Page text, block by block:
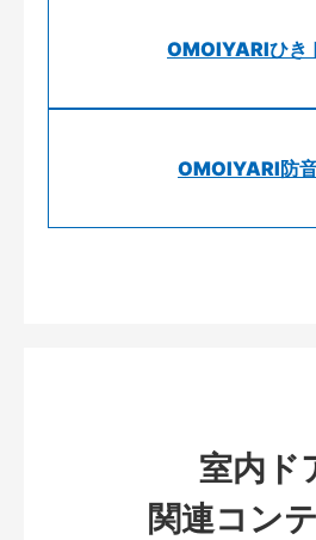
OMOIYARIひき
OMOIYARI防
室内ド
関連コン